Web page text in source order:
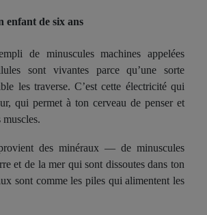
enfant de six ans
de minuscules machines appelées
sont vivantes parce qu’une sorte
les traverse. C’est cette électricité qui
qui permet à ton cerveau de penser et
des minéraux — de minuscules
et de la mer qui sont dissoutes dans ton
sont comme les piles qui alimentent les